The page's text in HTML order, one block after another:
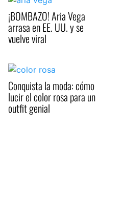
¡BOMBAZO! Aria Vega
arrasa en EE. UU. y se
vuelve viral
Conquista la moda: cómo
lucir el color rosa para un
outfit genial